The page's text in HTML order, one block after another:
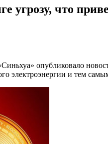
угрозу, что
опубликовало
электроэнергии и тем